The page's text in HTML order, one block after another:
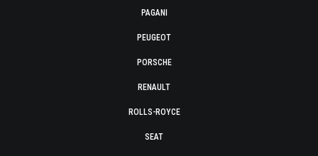
PAGANI
PEUGEOT
PORSCHE
RENAULT
ROLLS-ROYCE
SEAT